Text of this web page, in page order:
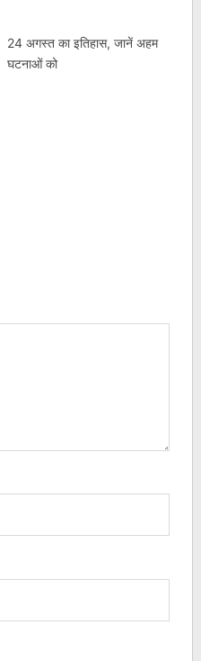
24 अगस्त का इतिहास, जानें अहम
घटनाओं को